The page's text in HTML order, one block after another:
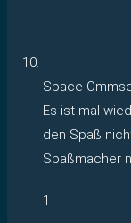
Space
Es ist mal
den Spaß
Spaßmacher
1